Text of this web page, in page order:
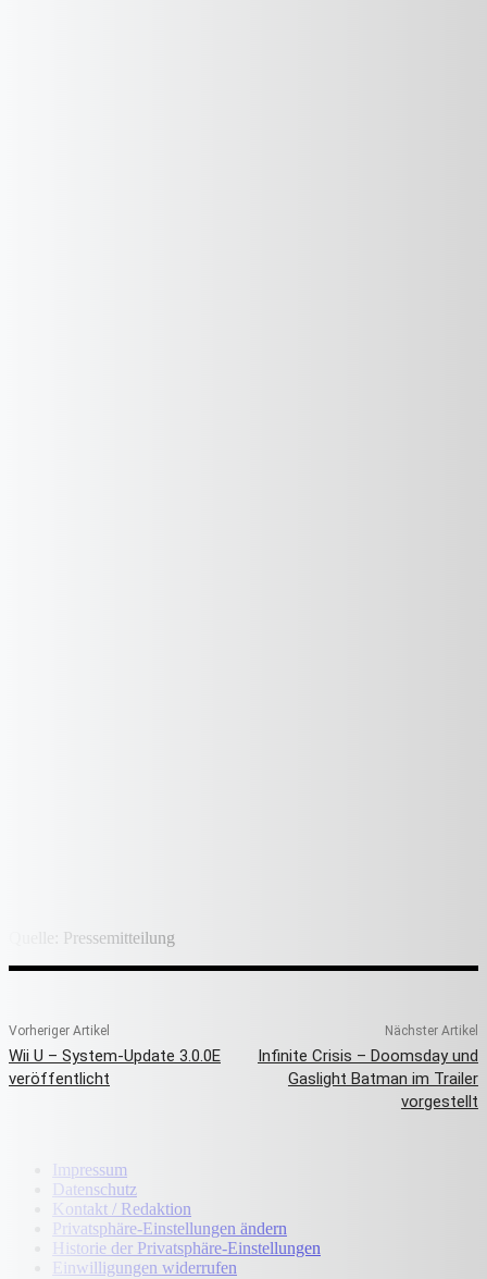
Quelle: Pressemitteilung
Vorheriger Artikel
Wii U – System-Update 3.0.0E
veröffentlicht
Nächster Artikel
Infinite Crisis – Doomsday und
Gaslight Batman im Trailer
vorgestellt
Impressum
Datenschutz
Kontakt / Redaktion
Privatsphäre-Einstellungen ändern
Historie der Privatsphäre-Einstellungen
Einwilligungen widerrufen